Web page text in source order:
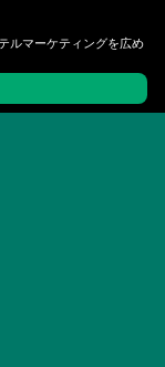
ルマーケティングを広め
イン 新規登録